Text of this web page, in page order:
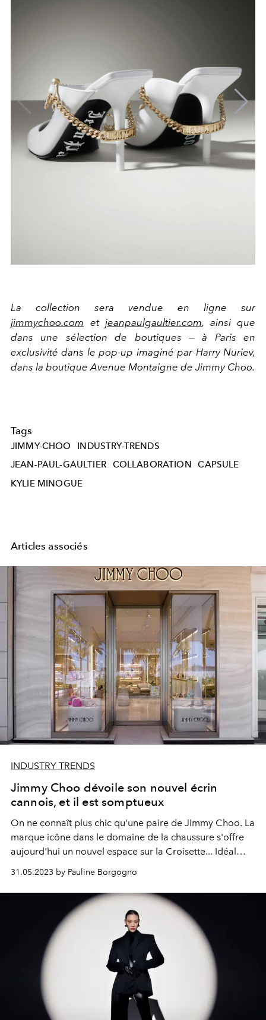
La collection sera vendue en ligne sur
jimmychoo.com et jeanpaulgaultier.com, ainsi que
dans une sélection de boutiques — à Paris en
exclusivité dans le pop-up imaginé par Harry Nuriev,
dans la boutique Avenue Montaigne de Jimmy Choo.
Tags
JIMMY-CHOO
INDUSTRY-TRENDS
JEAN-PAUL-GAULTIER
COLLABORATION
CAPSULE
KYLIE MINOGUE
Articles associés
INDUSTRY TRENDS
Jimmy Choo dévoile son nouvel écrin
cannois, et il est somptueux
On ne connaît plus chic qu'une paire de Jimmy Choo. La
marque icône dans le domaine de la chaussure s'offre
aujourd'hui un nouvel espace sur la Croisette... Idéal
pour célébrer l'été avec style.
31.05.2023 by Pauline Borgogno